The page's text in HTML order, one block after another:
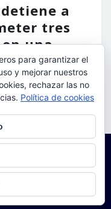
a
tres
una
para garantizar el
y mejorar nuestros
rechazar las no
Política de cookies
gestionar las cookies,